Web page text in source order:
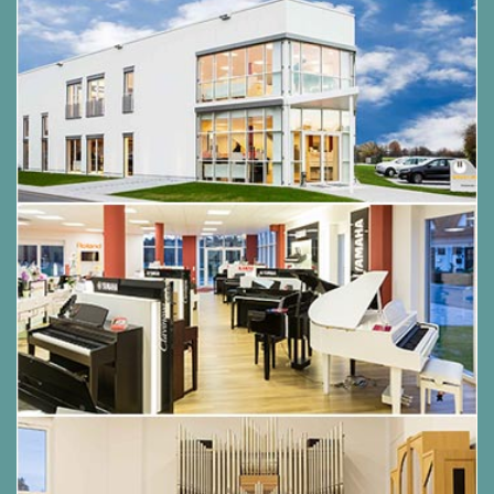
Bezug auf Leistung, Qualität und Wert ein
perfekter Kauf für jeden Pianisten.
Grand Feel Compact Mechanik
mit Druckpunkt und Holztastatur
mit Ivory Touch Oberfläche
Das Modell CA501 ist mit einer Grand Feel
Compact Mechanik mit Holztasten ausgestattet,
die - dank der 90-jährigen Erfahrung von Kawai im
Klavierbau - ein außergewöhnlich realistisches
Spielgefühl vermittelt. Alle 88 Tasten sind
komplett aus langen Holzstücken gefertigt, wobei
die weißen Tasten - zur Optimierung der
Spielkontrolle - mit Ivory Touch-Gummis
ausgestattet sind.